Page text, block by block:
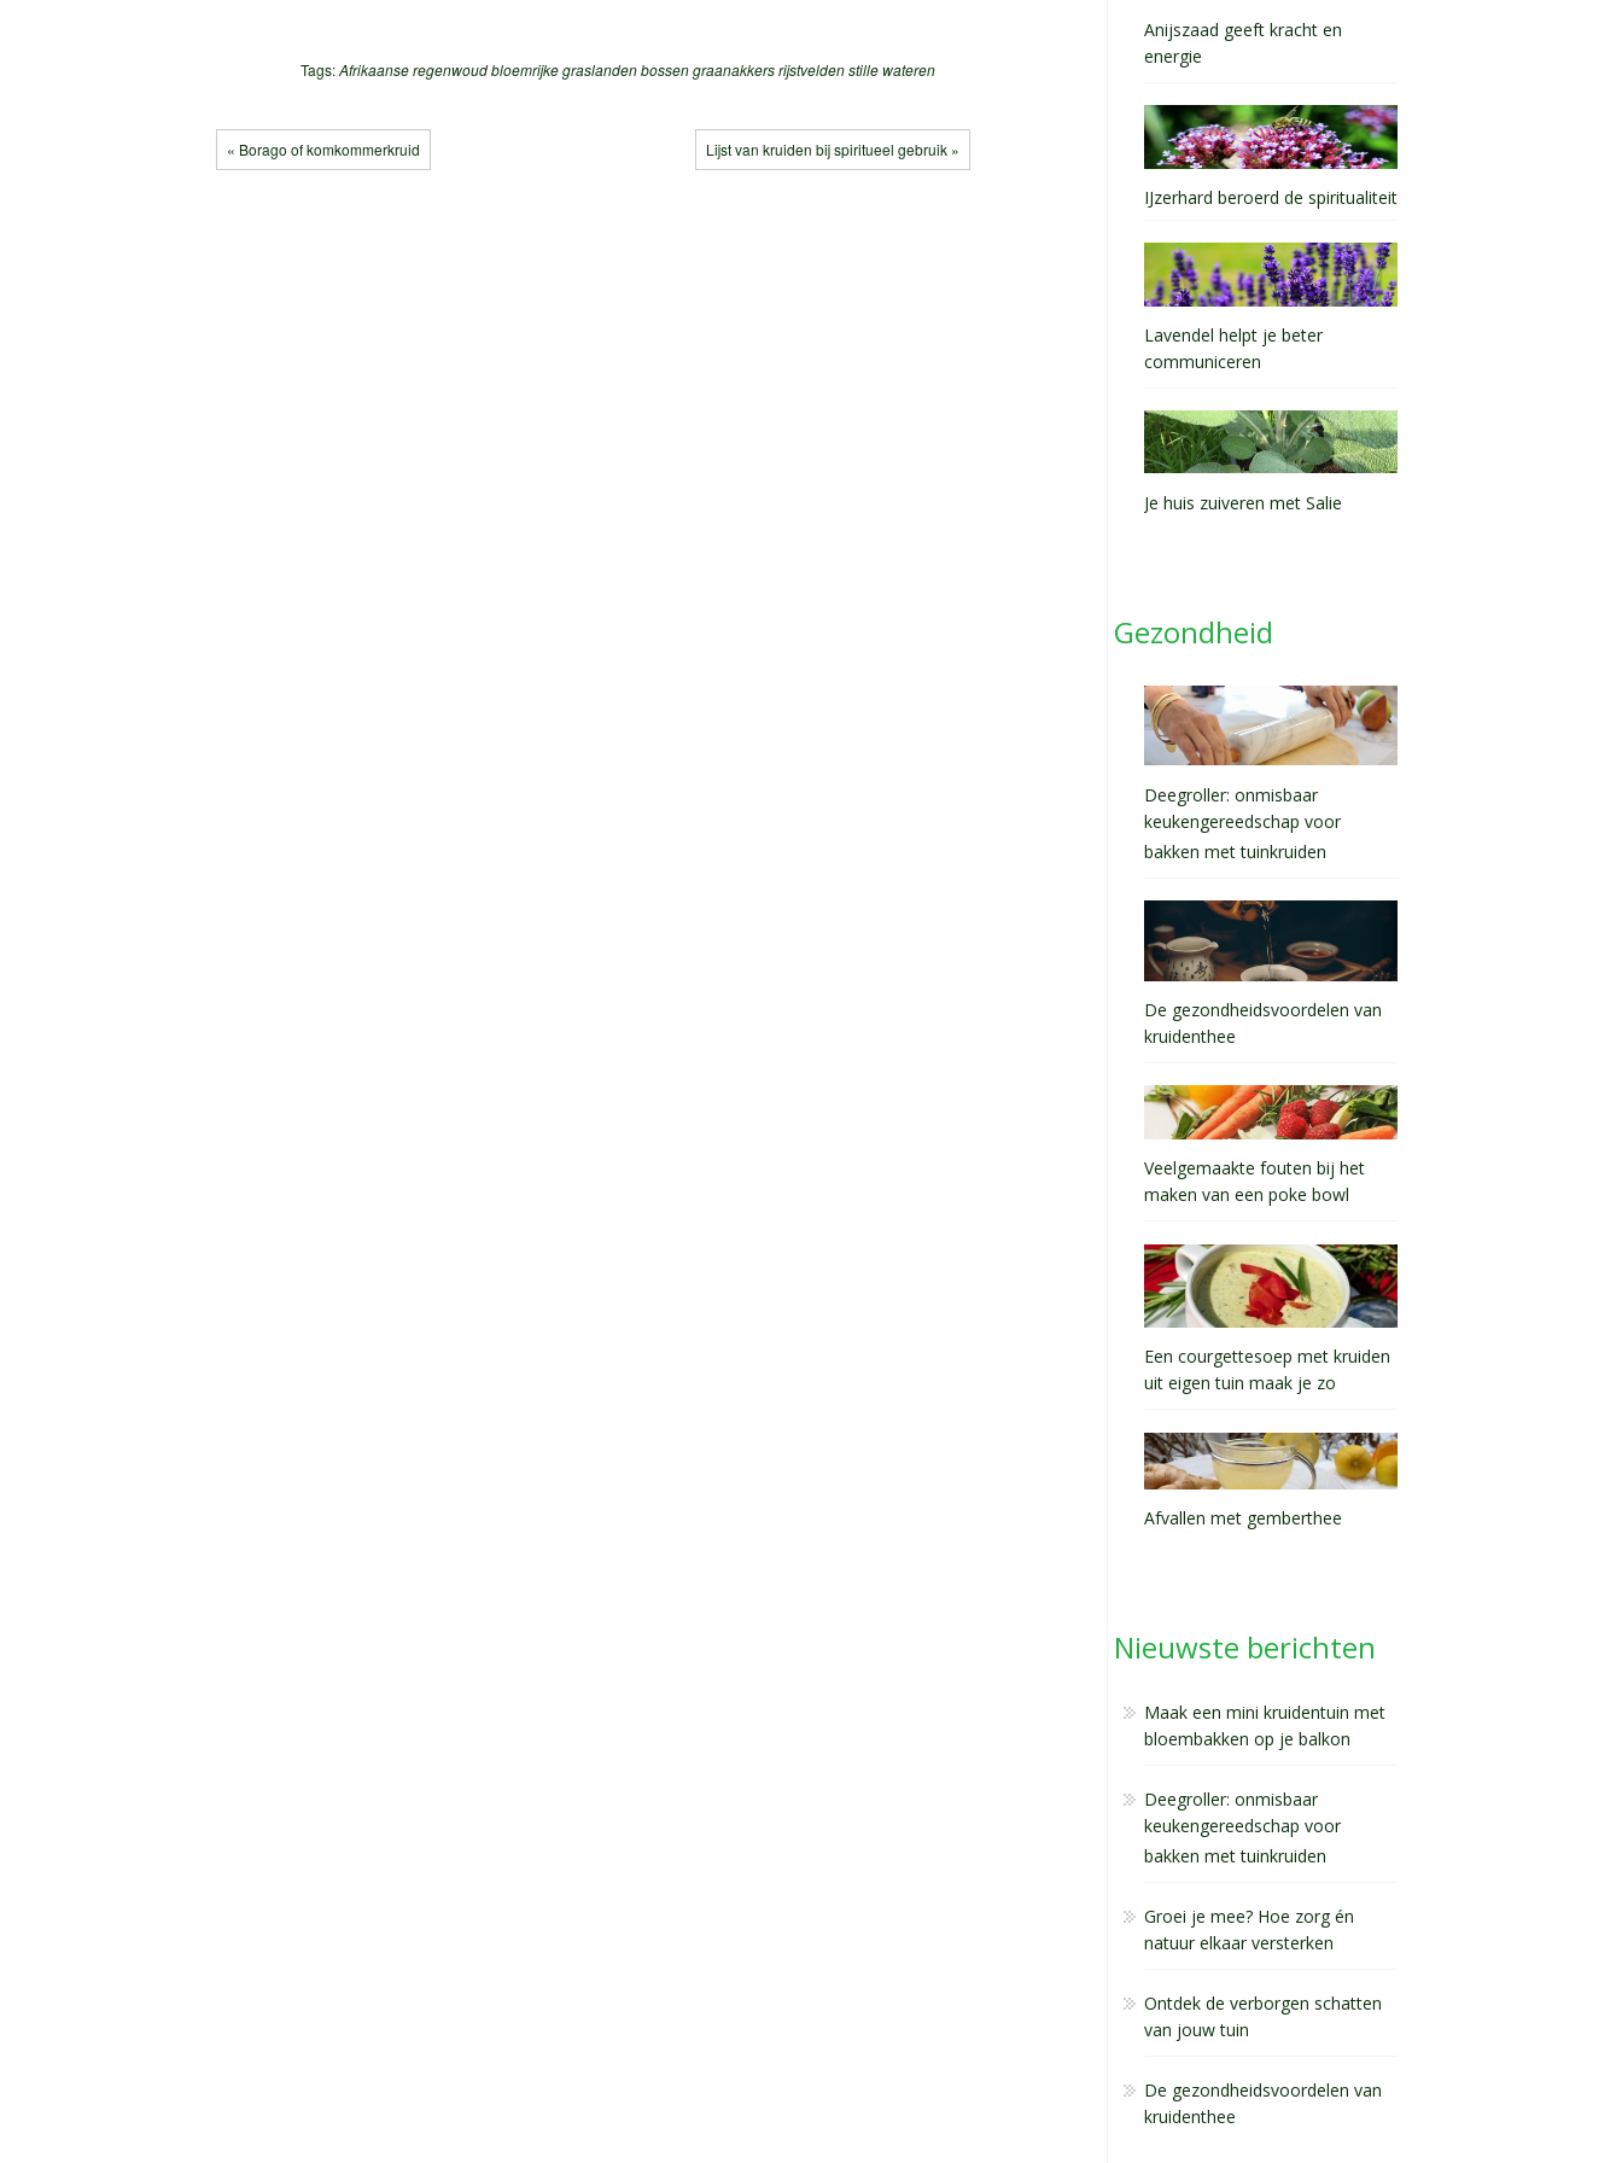
Tags:Afrikaanse regenwoudbloemrijke graslandenbossengraanakkersrijstveldenstille wateren
« Borago of komkommerkruid Lijst van kruiden bij spiritueel gebruik »
Anijszaad geeft kracht en
energie
IJzerhard beroerd de spiritualiteit
Lavendel helpt je beter
communiceren
Je huis zuiveren met Salie
Gezondheid
Deegroller: onmisbaar
keukengereedschap voor
bakken met tuinkruiden
De gezondheidsvoordelen van
kruidenthee
Veelgemaakte fouten bij het
maken van een poke bowl
Een courgettesoep met kruiden
uit eigen tuin maak je zo
Afvallen met gemberthee
Nieuwste berichten
Maak een mini kruidentuin met
bloembakken op je balkon
Deegroller: onmisbaar
keukengereedschap voor
bakken met tuinkruiden
Groei je mee? Hoe zorg én
natuur elkaar versterken
Ontdek de verborgen schatten
van jouw tuin
De gezondheidsvoordelen van
kruidenthee